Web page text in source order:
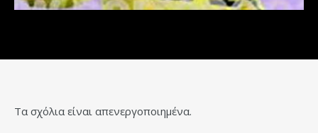
Τα σχόλια είναι απενεργοποιημένα.